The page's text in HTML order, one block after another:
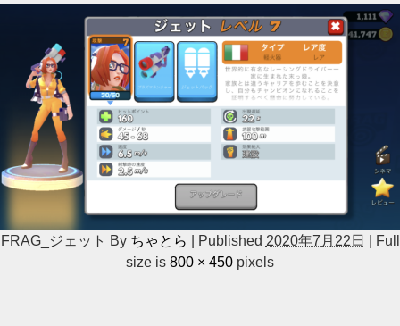
FRAG_ジェット By ちゃとら Published 2020年7月22日
Full
size is 800 × 450 pixels